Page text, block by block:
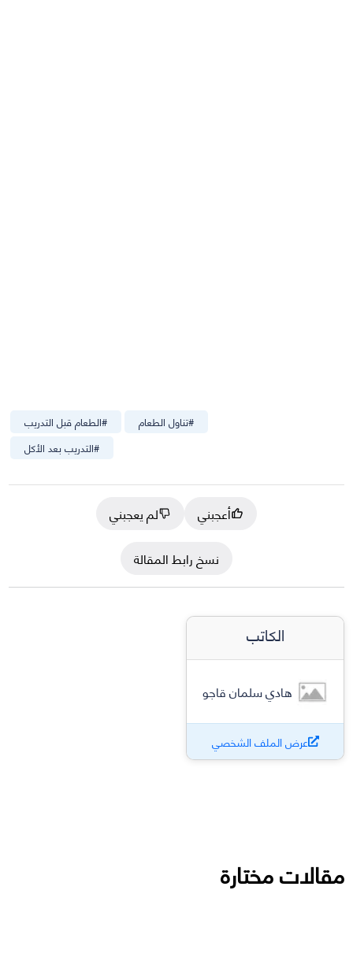
#الطعام قبل التدريب #تناول الطعام
#التدريب بعد الأكل
أعجبني
لم يعجبني
نسخ رابط المقالة
الكاتب
هادي سلمان قاجو
عرض الملف الشخصي
مقالات مختارة